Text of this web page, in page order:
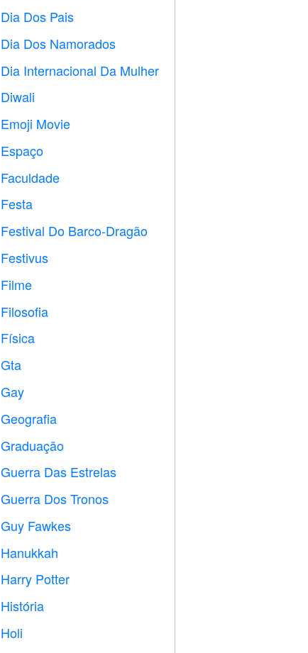
Dia Dos Pais
Dia Dos Namorados
Dia Internacional Da Mulher
Diwali
Emoji Movie
Espaço
Faculdade
Festa
Festival Do Barco-Dragão
Festivus
Filme
Filosofia
Física
Gta
Gay
Geografia
Graduação
Guerra Das Estrelas
Guerra Dos Tronos
Guy Fawkes
Hanukkah
Harry Potter
História
Holi